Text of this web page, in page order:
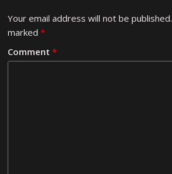
Your email address will not be published.
marked*
Comment*